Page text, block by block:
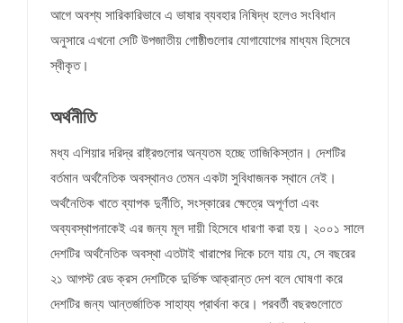
আগে অবশ্য সারিকারিভাবে এ ভাষার ব্যবহার নিষিদ্ধ হলেও সংবিধান
অনুসারে এখনো সেটি উপজাতীয় গোষ্ঠীগুলোর যোগাযোগের মাধ্যম হিসেবে
স্বীকৃত।
অর্থনীতি
মধ্য এশিয়ার দরিদ্র রাষ্ট্রগুলোর অন্যতম হচ্ছে তাজিকিস্তান। দেশটির
বর্তমান অর্থনৈতিক অবস্থানও তেমন একটা সুবিধাজনক স্থানে নেই।
অর্থনৈতিক খাতে ব্যাপক দুর্নীতি, সংস্কারের ক্ষেত্রে অপূর্ণতা এবং
অব্যবস্থাপনাকেই এর জন্য মূল দায়ী হিসেবে ধারণা করা হয়। ২০০১ সালে
দেশটির অর্থনৈতিক অবস্থা এতটাই খারাপের দিকে চলে যায় যে, সে বছরের
২১ আগস্ট রেড ক্রস দেশটিকে দুর্ভিক্ষ আক্রান্ত দেশ বলে ঘোষণা করে
দেশটির জন্য আন্তর্জাতিক সাহায্য প্রার্থনা করে। পরবর্তী বছরগুলোতে